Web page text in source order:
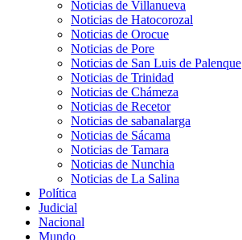
Noticias de Villanueva
Noticias de Hatocorozal
Noticias de Orocue
Noticias de Pore
Noticias de San Luis de Palenque
Noticias de Trinidad
Noticias de Chámeza
Noticias de Recetor
Noticias de sabanalarga
Noticias de Sácama
Noticias de Tamara
Noticias de Nunchia
Noticias de La Salina
Política
Judicial
Nacional
Mundo